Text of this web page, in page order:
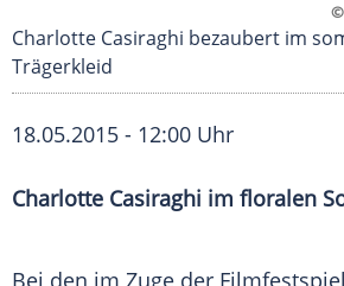
©
Charlotte Casiraghi bezaubert im
Trägerkleid
18.05.2015 - 12:00 Uhr
Charlotte Casiraghi im floralen